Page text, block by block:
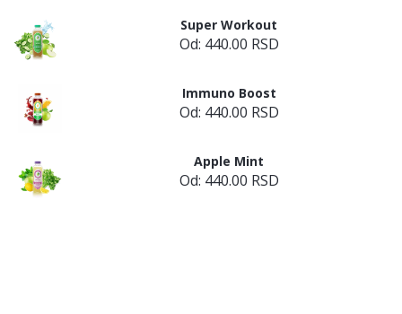
4,750.00 RSD.
Super Workout
Od: 440.00 RSD
Immuno Boost
Od: 440.00 RSD
Apple Mint
Od: 440.00 RSD